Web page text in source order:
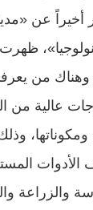
عن
من يعرفها
عالية من
والزراعة